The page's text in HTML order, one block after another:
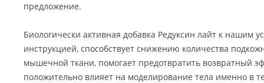
предложение.
Биологически активная добавка Редуксин лайт к нашим
инструкцией, способствует снижению количества
мышечной ткани, помогает предотвратить возвратный
положительно влияет на моделирование тела именно в